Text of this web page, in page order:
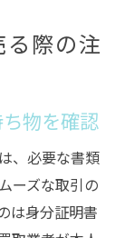
際の注
物を確認
、必要な書類
ーズな取引の
は身分証明書